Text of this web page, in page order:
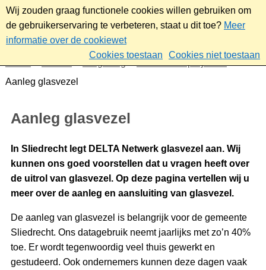
Wij zouden graag functionele cookies willen gebruiken om
de gebruikerservaring te verbeteren, staat u dit toe? Meer
informatie over de cookiewet
Cookies toestaan
Cookies niet toestaan
Omgeving
Plannen en projecten
Aanleg glasvezel
Aanleg glasvezel
In Sliedrecht legt DELTA Netwerk glasvezel aan. Wij
kunnen ons goed voorstellen dat u vragen heeft over
de uitrol van glasvezel. Op deze pagina vertellen wij u
meer over de aanleg en aansluiting van glasvezel.
De aanleg van glasvezel is belangrijk voor de gemeente
Sliedrecht. Ons datagebruik neemt jaarlijks met zo’n 40%
toe. Er wordt tegenwoordig veel thuis gewerkt en
gestudeerd. Ook ondernemers kunnen deze dagen vaak